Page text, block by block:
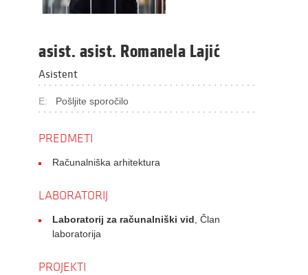
asist. asist. Romanela Lajić
Asistent
E: Pošljite sporočilo
PREDMETI
Računalniška arhitektura
LABORATORIJ
Laboratorij za računalniški vid , Član
laboratorija
PROJEKTI